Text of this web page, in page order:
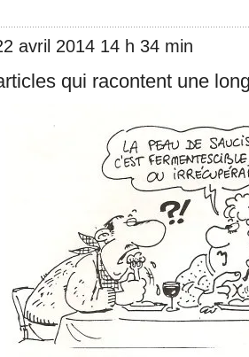
avril 2014 14 h 34 min
qui racontent une